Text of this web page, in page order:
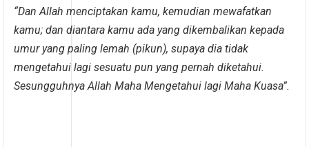
“Dan Allah menciptakan kamu, kemudian mewafatkan
kamu; dan diantara kamu ada yang dikembalikan kepada
umur yang paling lemah (pikun), supaya dia tidak
mengetahui lagi sesuatu pun yang pernah diketahui.
Sesungguhnya Allah Maha Mengetahui lagi Maha Kuasa”.